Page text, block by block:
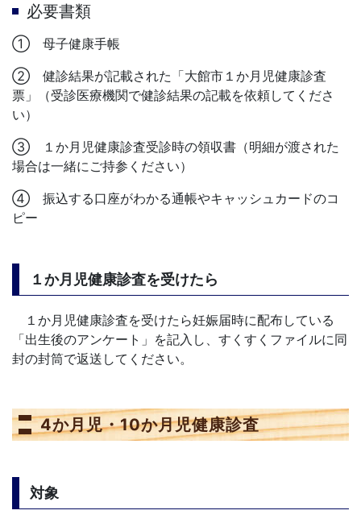
必要書類
① 母子健康手帳
② 健診結果が記載された「大館市１か月児健康診査
票」（受診医療機関で健診結果の記載を依頼してくださ
い）
③ １か月児健康診査受診時の領収書（明細が渡された
場合は一緒にご持参ください）
④ 振込する口座がわかる通帳やキャッシュカードのコ
ピー
１か月児健康診査を受けたら
１か月児健康診査を受けたら妊娠届時に配布している
「出生後のアンケート」を記入し、すくすくファイルに同
封の封筒で返送してください。
4か月児・10か月児健康診査
対象